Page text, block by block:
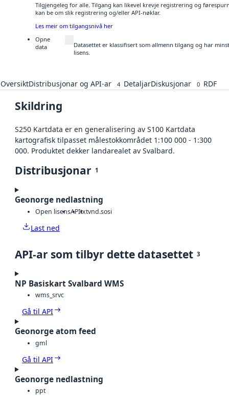
Tilgjengeleg for alle. Tilgang kan likevel krevje registrering og
kan be om slik registrering og/eller API-nøklar.
Les meir om tilgangsnivå her
Opne
data
Datasettet er klassifisert som allmenn tilgang og har
lisens.
OversiktDistribusjonar og API-ar 4 DetaljarDiskusjonar 0 RDF
Skildring
S250 Kartdata er en generalisering av S100 Kartdata
kartografisk tilpasset målestokkområdet 1:100 000 - 1:300
000. Produktet dekker landarealet av Svalbard.
Distribusjonar 1
Geonorge nedlastning
Open lisensAPItxtvnd.sosi
Last ned
API-ar som tilbyr dette datasettet 3
NP Basiskart Svalbard WMS
wms_srvc
Gå til API
Geonorge atom feed
gml
Gå til API
Geonorge nedlastning
ppt